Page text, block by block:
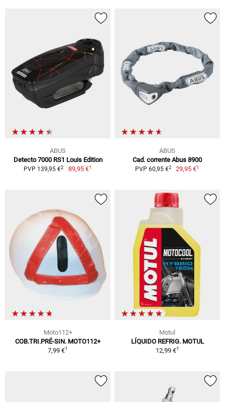
ABUS
Detecto 7000 RS1 Louis Edition
PVP 139,95 €2 89,95 €1
ABUS
Cad. corrente Abus 8900
PVP 60,95 €2 29,95 €1
Moto112+
COB.TRI.PRÉ-SIN. MOTO112+
7,99 €1
Motul
LÍQUIDO REFRIG. MOTUL
12,99 €1